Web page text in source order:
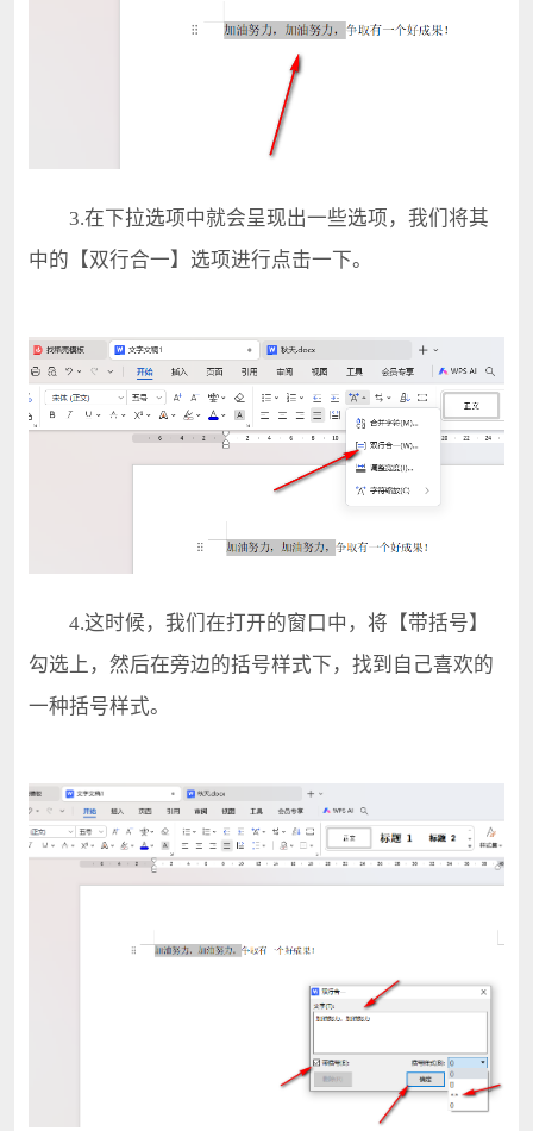
3.在下拉选项中就会呈现出一些选项，我们将其
中的【双行合一】选项进行点击一下。
4.这时候，我们在打开的窗口中，将【带括号】
勾选上，然后在旁边的括号样式下，找到自己喜欢的
一种括号样式。